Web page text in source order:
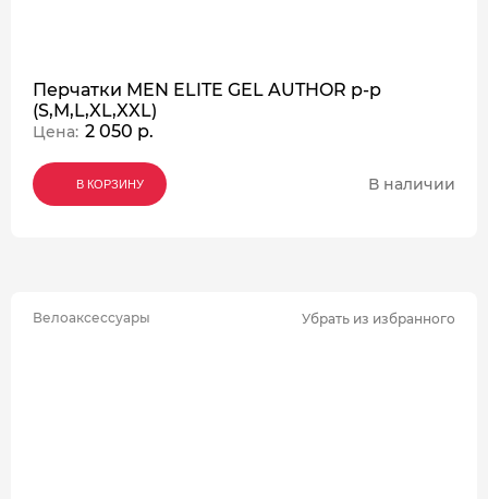
Перчатки MEN ELITE GEL AUTHOR p-p
(S,M,L,XL,XXL)
Цена: 2 050 р.
В КОРЗИНУ
В КОРЗИНУ
В КОРЗИНУ В наличии
Велоаксессуары Убрать из избранного